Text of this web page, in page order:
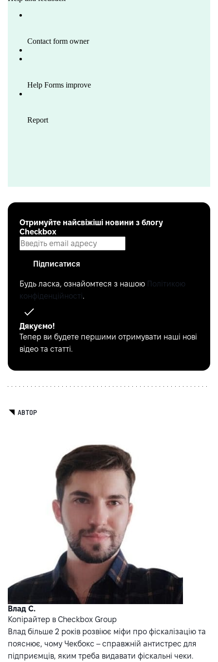
Отримуйте найсвіжіші новини з блогу
Checkbox
Підписатися
Будь ласка, ознайомтеся з нашою Політикою
конфіденційності.
Дякуємо!
Тепер ви будете першими отримувати наші нові
відео та статті.
АВТОР
Влад С.
Копірайтер в Checkbox Group
Влад більше 2 років розвіює міфи про фіскалізацію та
пояснює, чому Чекбокс – справжній антистрес для
підприємців, яким треба видавати фіскальні чеки.